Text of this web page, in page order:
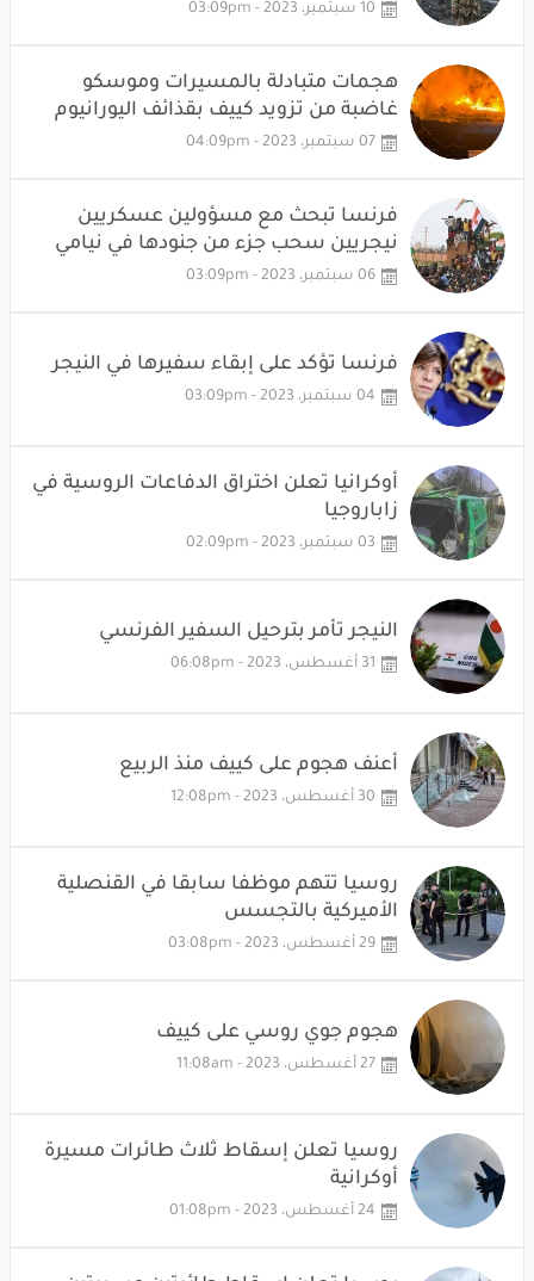
10 سبتمبر، 2023 - 03:09pm
هجمات متبادلة بالمسيرات وموسكو
غاضبة من تزويد كييف بقذائف اليورانيوم
07 سبتمبر، 2023 - 04:09pm
فرنسا تبحث مع مسؤولين عسكريين
نيجريين سحب جزء من جنودها في نيامي
06 سبتمبر، 2023 - 03:09pm
فرنسا تؤكد على إبقاء سفيرها في النيجر
04 سبتمبر، 2023 - 03:09pm
أوكرانيا تعلن اختراق الدفاعات الروسية في
زاباروجيا
03 سبتمبر، 2023 - 02:09pm
النيجر تأمر بترحيل السفير الفرنسي
31 أغسطس، 2023 - 06:08pm
أعنف هجوم على كييف منذ الربيع
30 أغسطس، 2023 - 12:08pm
روسيا تتهم موظفا سابقا في القنصلية
الأميركية بالتجسس
29 أغسطس، 2023 - 03:08pm
هجوم جوي روسي على كييف
27 أغسطس، 2023 - 11:08am
روسيا تعلن إسقاط ثلاث طائرات مسيرة
أوكرانية
24 أغسطس، 2023 - 01:08pm